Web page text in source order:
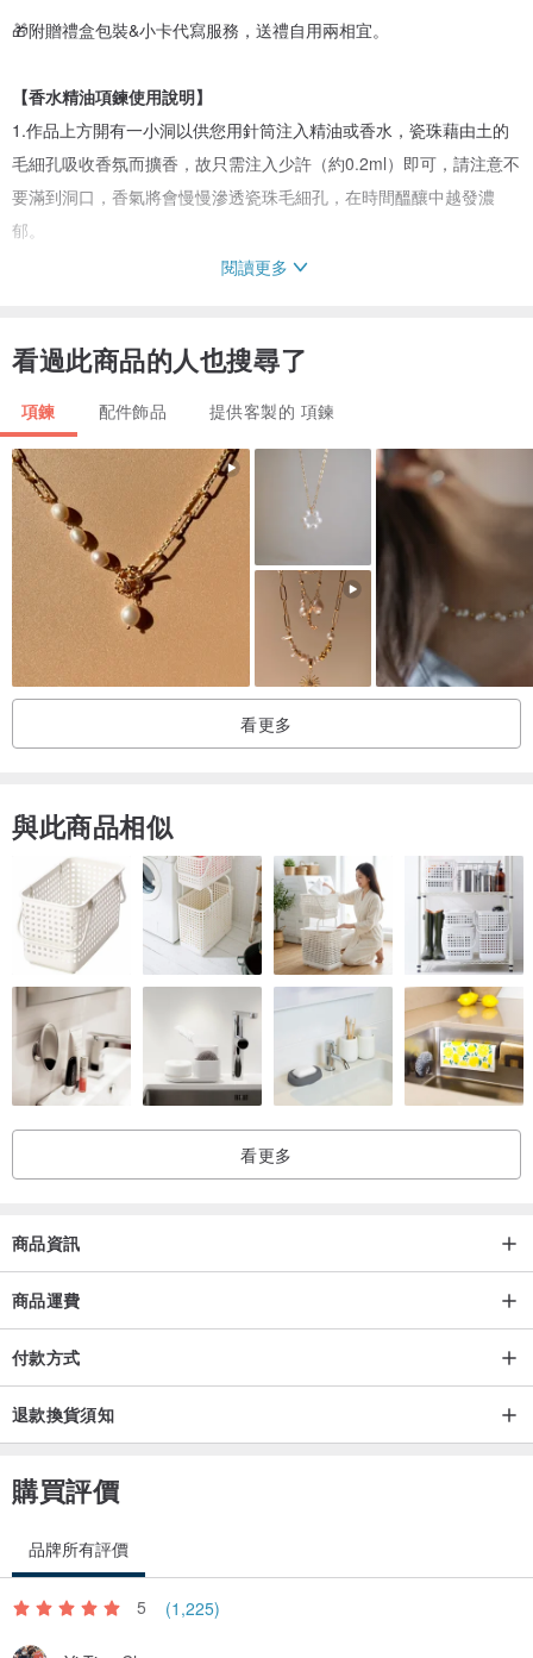
🎁附贈禮盒包裝&小卡代寫服務，送禮自用兩相宜。
【香水精油項鍊使用說明】
1.作品上方開有一小洞以供您用針筒注入精油或香水，瓷珠藉由土的
毛細孔吸收香氛而擴香，故只需注入少許（約0.2ml）即可，請注意不
要滿到洞口，香氣將會慢慢滲透瓷珠毛細孔，在時間醞釀中越發濃
郁。
持續散發淡淡香氣約一到兩週。
3.如想換不同精油，將清水或藥用酒精反覆注入瓷珠清洗至味道變淡
即可替換。
4.瓷珠歷經千度窯燒，不褪色也不變形，不用擔心精油會傷害到作
品，請安心使用。
------------------------------------
【作品尺寸/配件說明】
水滴瓷珠長約2.2公分，方形銅環直徑3.5公分 。
蠟繩可優惠換購為真皮皮繩(展示照片使用真皮皮繩)
【鍊繩材質說明】
黑色蠟繩主材質為棉較為柔軟。咖啡色真皮皮繩較結實耐用，皮革剛
開始較硬，戴久會自然變軟。
兩者都可碰水，但建議勿長時間碰水(洗澡、游泳等)以延長鍊繩使用
------------------------------------
🎁【暖心送禮，免費提供禮盒包裝】
禮盒有三種顏色(如下圖)，隨機出貨。
註欄即可，字數限30個字以內，因是手寫故無法指定字體，卡片款式
●【備註欄範例】: 需要小卡代寫，代寫內容「(自填30字以內)」。
閱讀更多
看過此商品的人也搜尋了
項鍊 配件飾品 提供客製的 項鍊
看更多
與此商品相似
看更多
商品資訊
商品運費
付款方式
退款換貨須知
購買評價
品牌所有評價
5 (1,225)